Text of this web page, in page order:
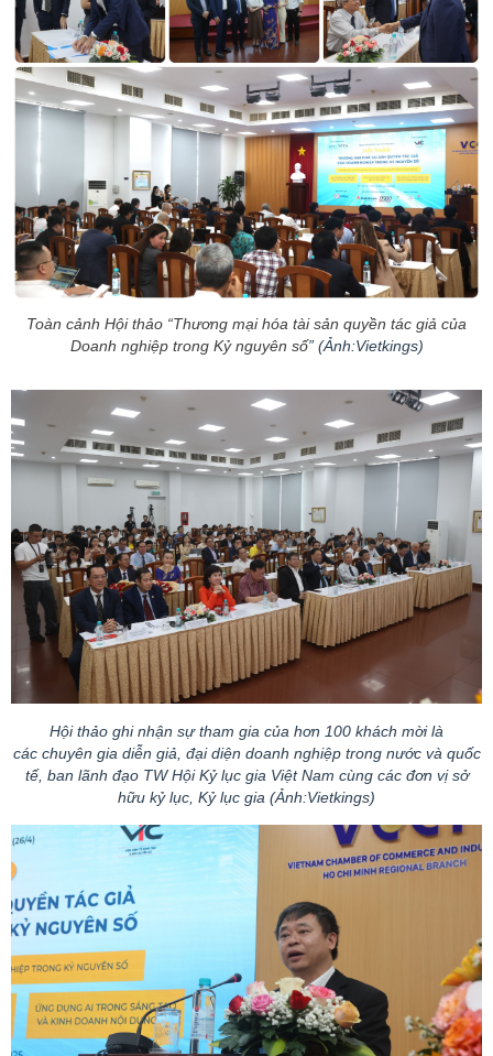
Toàn cảnh Hội thảo “Thương mại hóa tài sản quyền tác giả của
Doanh nghiệp trong Kỷ nguyên số” (Ảnh:Vietkings)
Hội thảo ghi nhận sự tham gia của hơn 100 khách mời là
các chuyên gia diễn giả, đại diện doanh nghiệp trong nước và quốc
tế, ban lãnh đạo TW Hội Kỷ lục gia Việt Nam cùng các đơn vị sở
hữu kỷ lục, Kỷ lục gia (Ảnh:Vietkings)